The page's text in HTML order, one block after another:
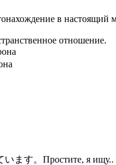
в настоящий
отношение.
ます。Простите, я ищу..